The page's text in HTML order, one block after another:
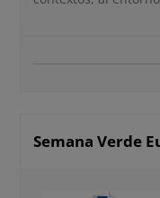
Semana Verde